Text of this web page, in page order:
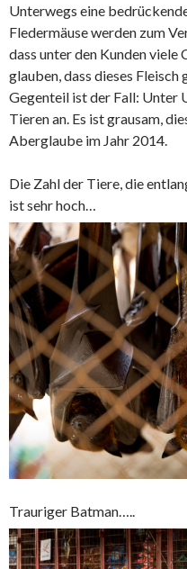
Unterwegs eine
Fledermäuse werden zum
dass unter den Kunden viele
glauben, dass dieses
Gegenteil ist der Fall: Unter
Tieren an. Es ist grausam,
Aberglaube im Jahr 2014.
Die Zahl der Tiere, die
ist sehr hoch…
Trauriger Batman…..